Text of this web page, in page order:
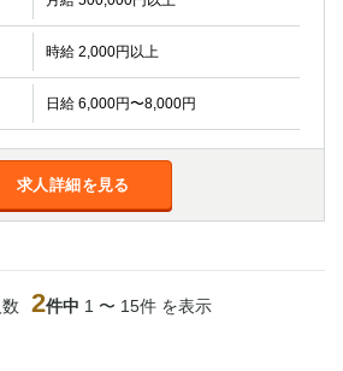
時給 2,000円以上
日給 6,000円〜8,000円
求人詳細を見る
2件中 1 〜 15件 を表示
川口
津田沼
千葉
佐倉
松戸